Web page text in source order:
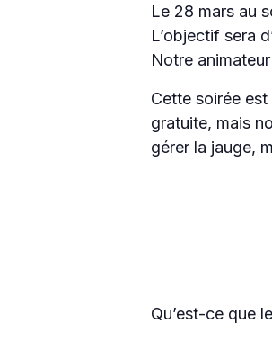
Le 28 mars au
L’objectif sera
Notre
Cette soirée
gratuite, mais
gérer la jauge,
Qu’est-ce que